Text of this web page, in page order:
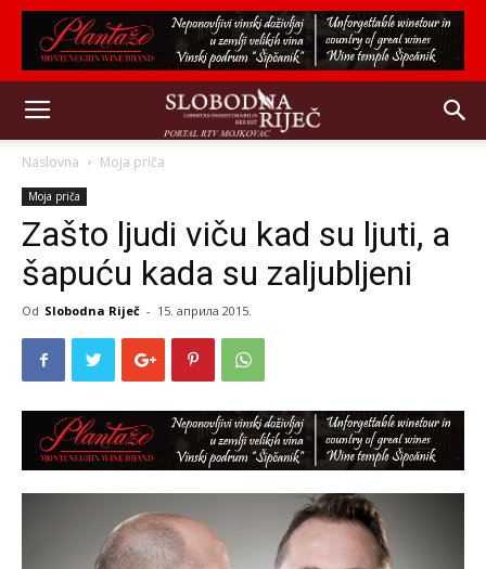
Naslovna Moja priča
Moja priča
Zašto ljudi viču kad su ljuti, a
šapuću kada su zaljubljeni
Od Slobodna Riječ - 15. априла 2015.